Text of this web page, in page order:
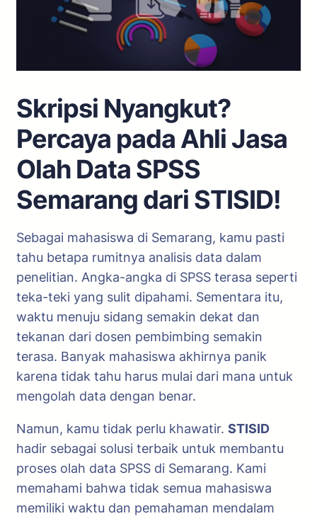
Skripsi Nyangkut?
Percaya pada Ahli Jasa
Olah Data SPSS
Semarang dari STISID!
Sebagai mahasiswa di Semarang, kamu pasti
tahu betapa rumitnya analisis data dalam
penelitian. Angka-angka di SPSS terasa seperti
teka-teki yang sulit dipahami. Sementara itu,
waktu menuju sidang semakin dekat dan
tekanan dari dosen pembimbing semakin
terasa. Banyak mahasiswa akhirnya panik
karena tidak tahu harus mulai dari mana untuk
mengolah data dengan benar.
Namun, kamu tidak perlu khawatir. STISID
hadir sebagai solusi terbaik untuk membantu
proses olah data SPSS di Semarang. Kami
memahami bahwa tidak semua mahasiswa
memiliki waktu dan pemahaman mendalam